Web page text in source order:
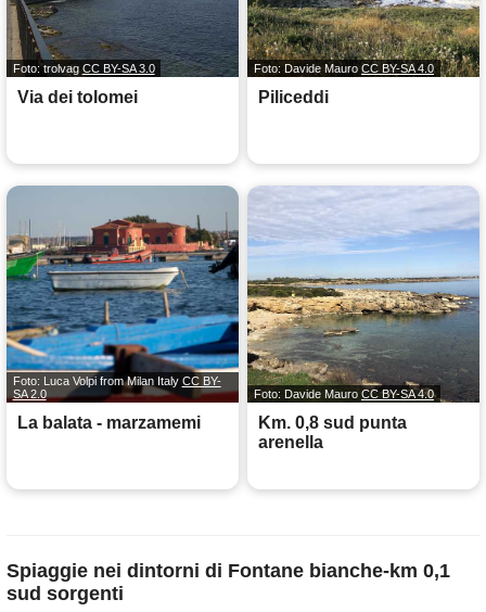
Foto: trolvag CC BY-SA 3.0
Via dei tolomei
Foto: Davide MauroCC BY-SA 4.0
Piliceddi
Foto: Luca Volpi from Milan Italy CC BY-
SA 2.0
La balata - marzamemi
Foto: Davide MauroCC BY-SA 4.0
Km. 0,8 sud punta
arenella
Spiaggie nei dintorni di Fontane bianche-km 0,1
sud sorgenti